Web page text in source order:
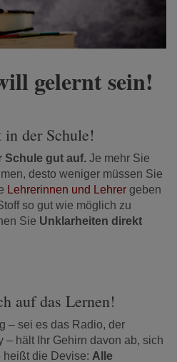
gelernt sein!
der Schule!
Schule gut auf. Je mehr Sie
desto weniger müssen Sie
Lehrerinnen und Lehrer geben
so gut wie möglich zu
Sie Unklarheiten direkt
auf das Lernen!
– sei es das Radio, der
– hält Ihr Gehirn davon ab, sich
heißt die Devise: Alle